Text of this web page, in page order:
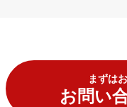
まずは
お問い